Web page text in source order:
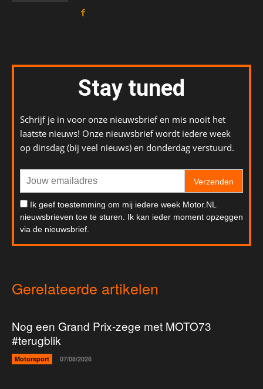
Stay tuned
Schrijf je in voor onze nieuwsbrief en mis nooit het
laatste nieuws! Onze nieuwsbrief wordt iedere week
op dinsdag (bij veel nieuws) en donderdag verstuurd.
Verzenden
Ik geef toestemming om mij iedere week Motor.NL
nieuwsbrieven toe te sturen. Ik kan ieder moment opzeggen
via de nieuwsbrief.
Gerelateerde artikelen
Nog een Grand Prix-zege met MOTO73
#terugblik
Motorsport 07/08/2026